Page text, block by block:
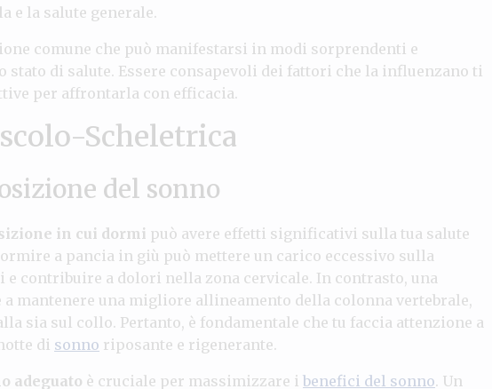
e la salute generale.
comune che può manifestarsi in modi sorprendenti e
di salute. Essere consapevoli dei fattori che la influenzano ti
per affrontarla con efficacia.
Scheletrica
del sonno
in cui dormi può avere effetti significativi sulla tua salute
a pancia in giù può mettere un carico eccessivo sulla
e contribuire a dolori nella zona cervicale. In contrasto, una
a mantenere una migliore allineamento della colonna vertebrale,
sia sul collo. Pertanto, è fondamentale che tu faccia attenzione a
di sonno riposante e rigenerante.
adeguato è cruciale per massimizzare i benefici del sonno. Un